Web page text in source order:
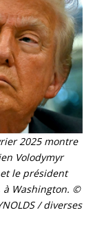
2025 montre
Volodymyr
le président
à Washington. ©
/ diverses